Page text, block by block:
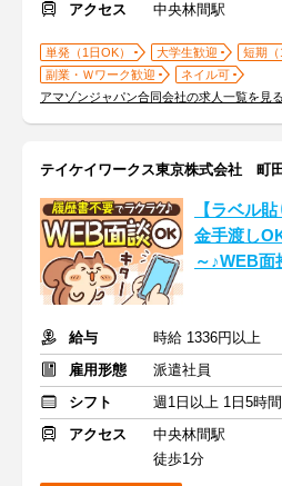
アクセス
中央林間駅
単発（1日OK） 大学生歓迎
短期（
副業・Ｗワーク歓迎
ネイル可
アマゾンジャパン合同会社の求人一覧を見る
テイケイワークス東京株式会社 町
【ラベル
金手渡し
～♪WEB
給与
時給 1336円以上
雇用形態
派遣社員
シフト
週1日以上 1日5時
アクセス
中央林間駅
徒歩1分